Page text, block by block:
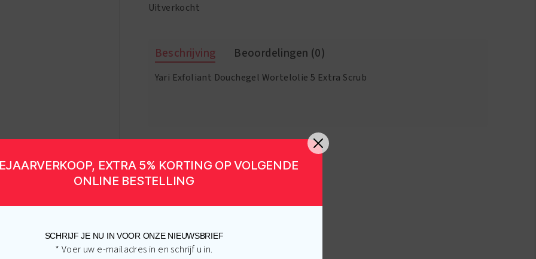
€6.95.
Uitverkocht
Beschrijving Beoordelingen (0)
Yari Exfoliant Douchegel Wortelolie 5 Extra Scrub
Gerelateerde producten
EXTRA 5% KORTING OP VOLGENDE
ONLINE BESTELLING
SCHRIJF JE NU IN VOOR ONZE NIEUWSBRIEF
* Voer uw e-mailadres in en schrijf u in.